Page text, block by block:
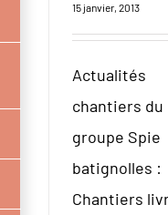
15 janvier, 2013
Actualités
chantiers du
groupe Spie
batignolles
Chantiers